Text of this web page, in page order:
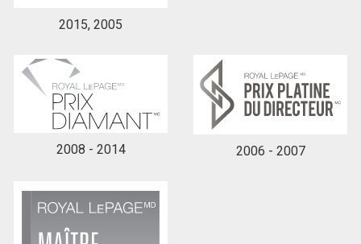
2015, 2005
2008 - 2014 2006 - 2007